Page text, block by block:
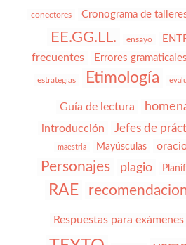
conectores Cronograma de
EE.GG.LL. ensayo
frecuentes
Errores gramaticales
estrategias Etimología
Guía de lectura
introducción Jefes de
maestria Mayúsculas
Personajes plagio
RAE
Respuestas para exámenes